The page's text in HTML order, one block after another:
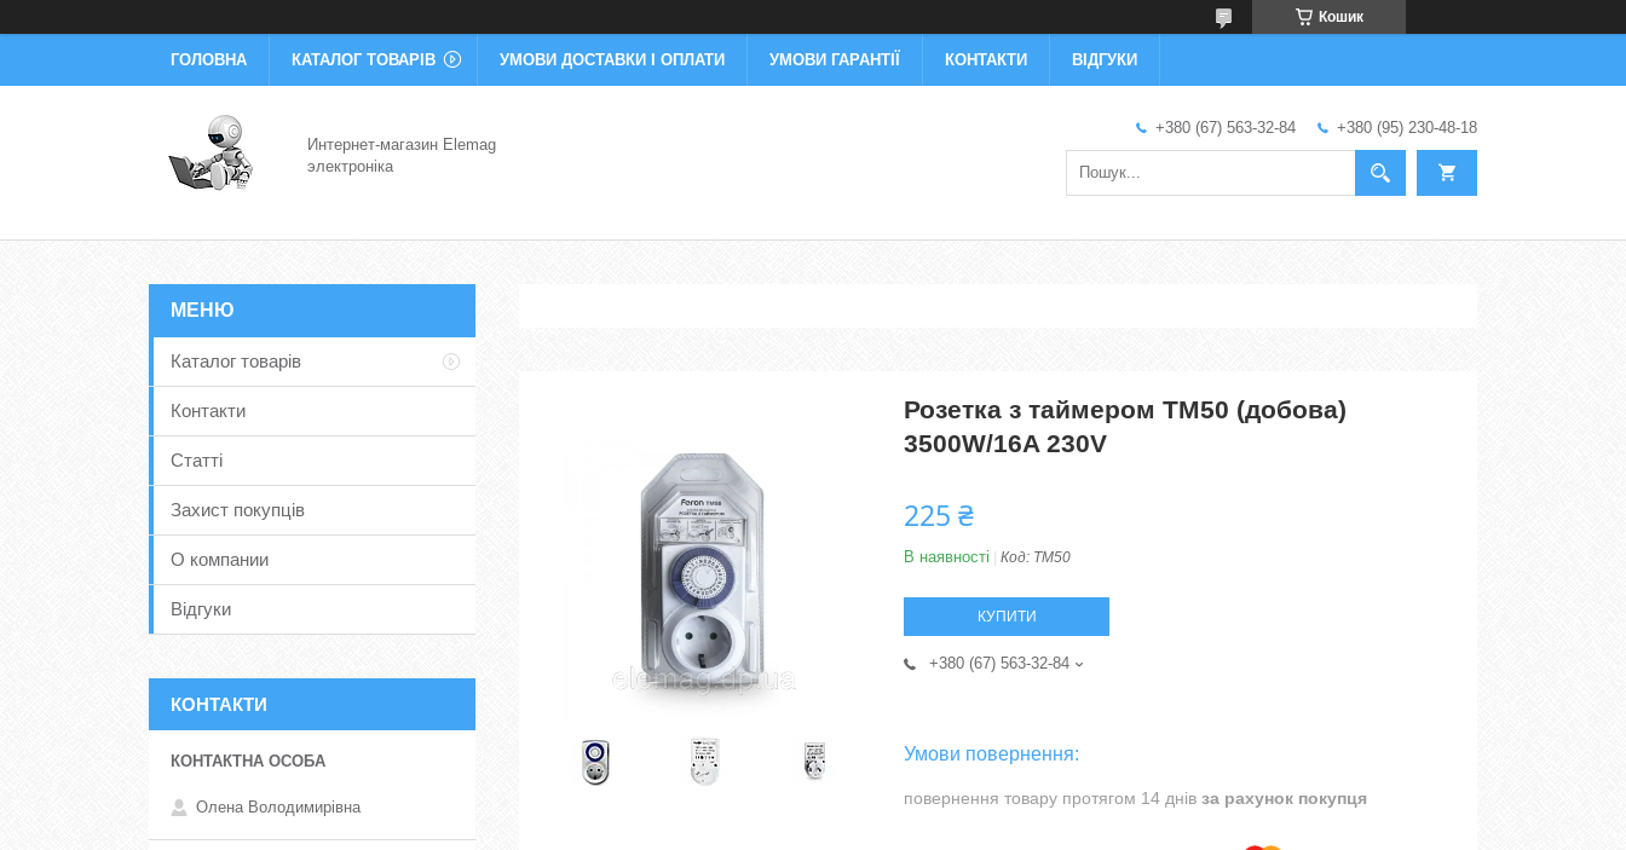
Кошик
ГОЛОВНА КАТАЛОГ ТОВАРІВ УМОВИ ДОСТАВКИ І ОПЛАТИ УМОВИ ГАРАНТІЇ КОНТАКТИ ВІДГУКИ
Интернет-магазин Elemag
электроніка
+380 (67) 563-32-84 +380 (95) 230-48-18
Розетка з таймером ТМ50 (добова)
3500W/16A 230V
225 ₴
В наявності Код: ТМ50
КУПИТИ
+380 (67) 563-32-84
повернення товару протягом 14 днів за рахунок покупця
Каталог товарів
Контакти
Статті
Захист покупців
О компании
Відгуки
КОНТАКТИ
Олена Володимирівна